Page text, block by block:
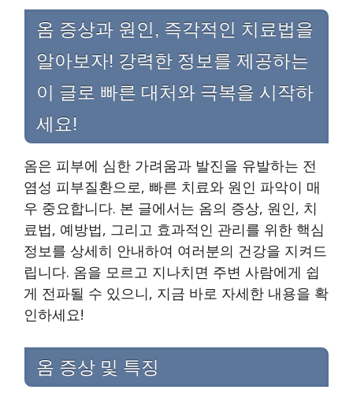
옴 증상과 원인, 즉각적인 치료법을
알아보자! 강력한 정보를 제공하는
이 글로 빠른 대처와 극복을 시작하
세요!
옴은 피부에 심한 가려움과 발진을 유발하는 전
염성 피부질환으로, 빠른 치료와 원인 파악이 매
우 중요합니다. 본 글에서는 옴의 증상, 원인, 치
료법, 예방법, 그리고 효과적인 관리를 위한 핵심
정보를 상세히 안내하여 여러분의 건강을 지켜드
립니다. 옴을 모르고 지나치면 주변 사람에게 쉽
게 전파될 수 있으니, 지금 바로 자세한 내용을 확
인하세요!
옴 증상 및 특징